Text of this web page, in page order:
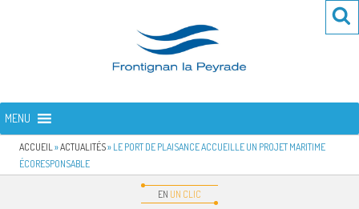
FRONTIGNAN LA PEYRADE
MENU
ACCUEIL »ACTUALITÉS» LE PORT DE PLAISANCE ACCUEILLE UN PROJET MARITIME
ÉCORESPONSABLE
EN UN CLIC